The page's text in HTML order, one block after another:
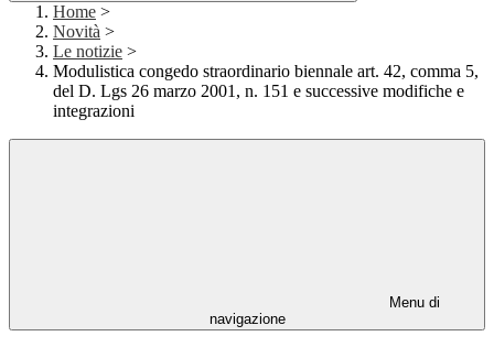
Home >
Novità >
Le notizie >
Modulistica congedo straordinario biennale art. 42, comma 5,
del D. Lgs 26 marzo 2001, n. 151 e successive modifiche e
integrazioni
Menu di
navigazione